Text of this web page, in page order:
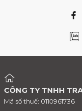
CÔNG TY TNHH
Mã số thuế: 0110961736